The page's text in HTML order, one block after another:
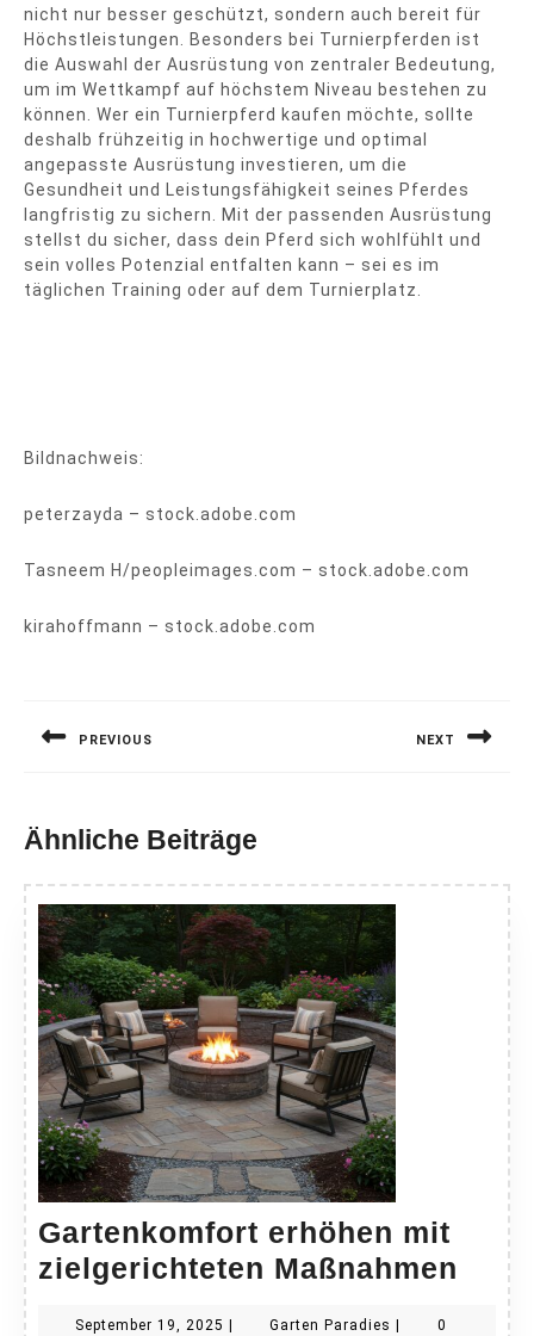
nicht nur besser geschützt, sondern auch bereit für
Höchstleistungen. Besonders bei Turnierpferden ist
die Auswahl der Ausrüstung von zentraler Bedeutung,
um im Wettkampf auf höchstem Niveau bestehen zu
können. Wer ein Turnierpferd kaufen möchte, sollte
deshalb frühzeitig in hochwertige und optimal
angepasste Ausrüstung investieren, um die
Gesundheit und Leistungsfähigkeit seines Pferdes
langfristig zu sichern. Mit der passenden Ausrüstung
stellst du sicher, dass dein Pferd sich wohlfühlt und
sein volles Potenzial entfalten kann – sei es im
täglichen Training oder auf dem Turnierplatz.
Bildnachweis:
peterzayda – stock.adobe.com
Tasneem H/peopleimages.com – stock.adobe.com
kirahoffmann – stock.adobe.com
PREVIOUS NEXT
Ähnliche Beiträge
Gartenkomfort erhöhen mit
zielgerichteten Maßnahmen
September 19, 2025 SeptemberGarten Paradies Garten0